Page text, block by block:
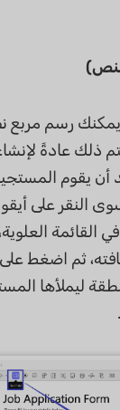
يمكنك رسم مربع
ذلك عادةً
يقوم
النقر على
العلوية،
ثم اضغط على
ليملأها